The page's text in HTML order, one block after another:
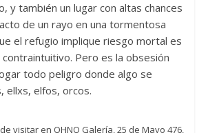
y también un lugar con altas chances
de un rayo en una tormentosa
el refugio implique riesgo mortal es
Pero es la obsesión
todo peligro donde algo se
ellxs, elfos, orcos.
visitar en OHNO Galería, 25 de Mayo 476,